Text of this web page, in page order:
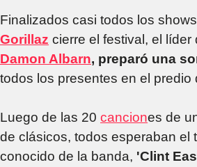
Finalizados casi todos los
Gorillaz cierre el festival, el líder
Damon Albarn, preparó una
todos los presentes en el predio
Luego de las 20 canciones de
de clásicos, todos esperaban el
conocido de la banda, 'Clint